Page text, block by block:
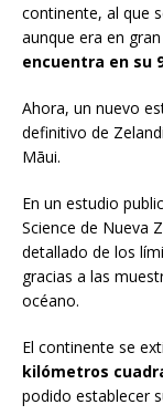
continente, al que
aunque era en
encuentra en su
Ahora, un nuevo
definitivo de
Māui.
En un estudio
Science de Nueva
detallado de los
gracias a las
océano.
El continente se
kilómetros
podido establecer